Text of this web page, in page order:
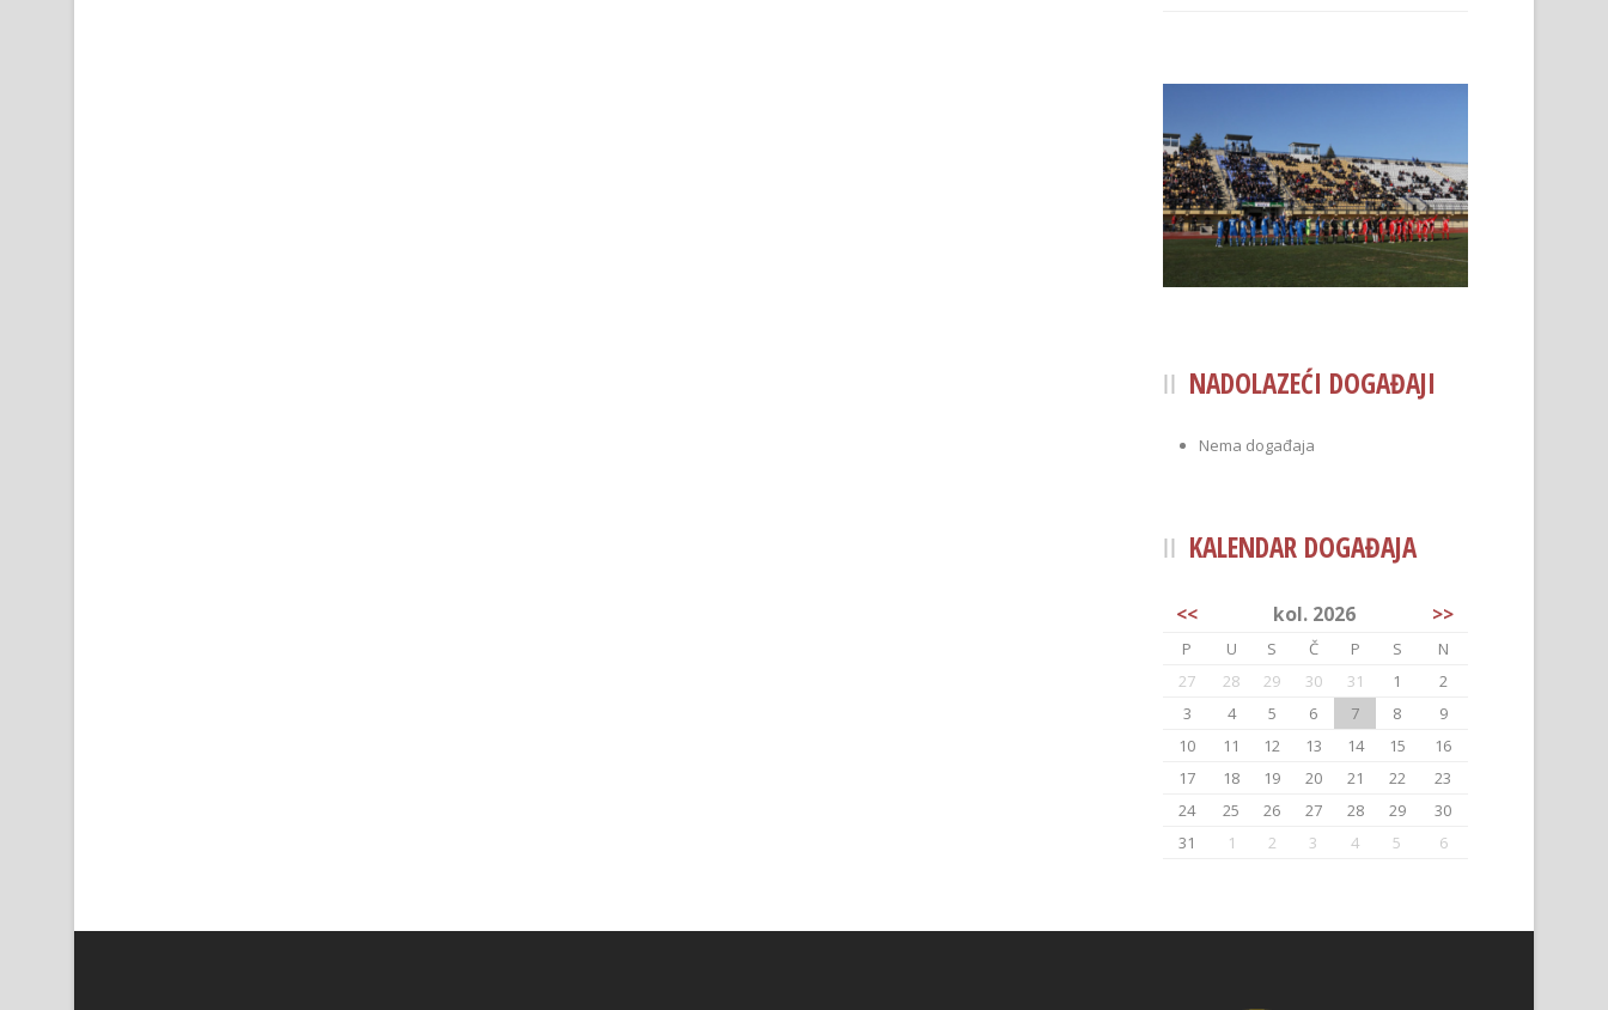
NADOLAZEĆI DOGAĐAJI
Nema događaja
KALENDAR DOGAĐAJA
<< kol. 2026 >>
P U S Č P S
N
27
28 29 30 31 1
2
3
4 5 6 7 8
9
10
11 12 13 14 15
16
17
18 19 20 21 22
23
24
25 26 27 28 29
30
31
1 2 3 4 5 6